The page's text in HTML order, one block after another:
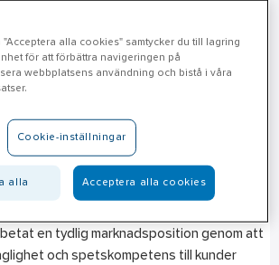
ingått avtal om köp av samtliga aktier i K-H
stärka verktygs- och
50 MNOK år 2023.
sig på försäljning, reparation och
från välkända varumärken till
en tydlig marknadsposition genom att
och spetskompetens till kunder
"Acceptera alla cookies" samtycker du till lagring
för att förbättra navigeringen på
webbplatsens användning och bistå i våra
Cookie-inställningar
alla Acceptera alla cookies